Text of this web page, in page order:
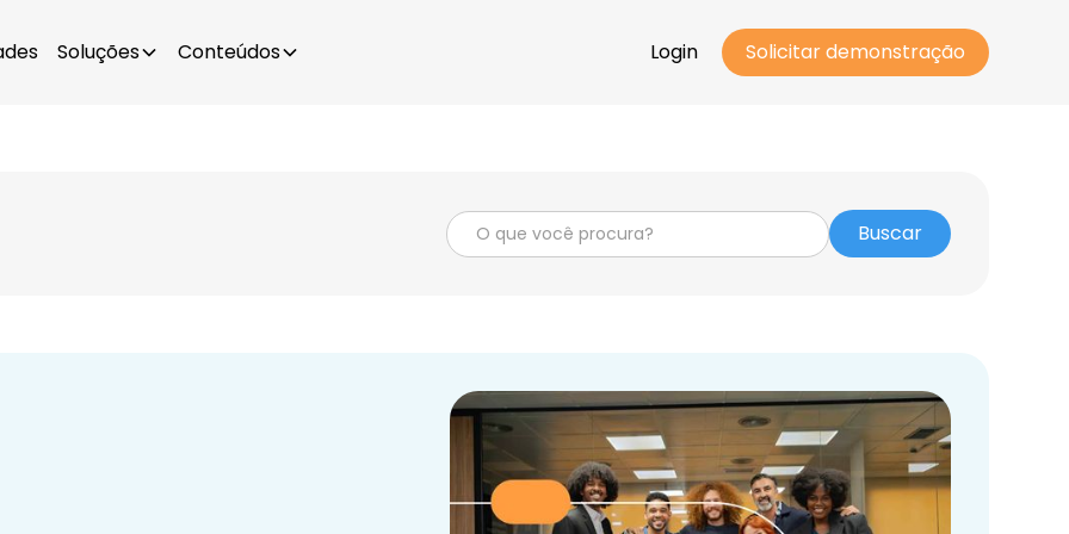
Soluções Conteúdos Login Solicitar demonstração